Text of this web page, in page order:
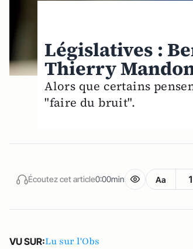
Législatives :
Thierry
Alors que certains
"faire du bruit".
Écoutez cet article0:00min Aa
VU SUR:Lu sur l'Obs